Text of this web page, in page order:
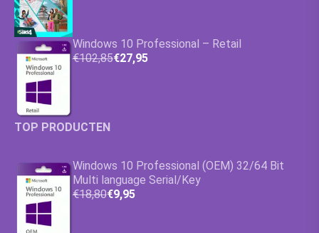
Windows 10 Professional – Retail
€102,85€27,95
TOP PRODUCTEN
Windows 10 Professional (OEM) 32/64 Bit
Multi language Serial/Key
€18,80€9,95